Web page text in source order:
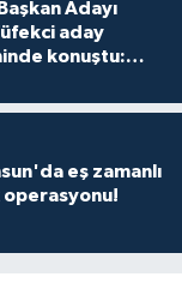
Adayı
aday
konuştu:
eş zamanlı
operasyonu!